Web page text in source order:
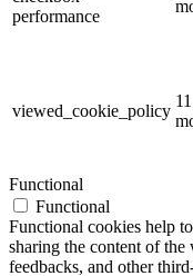
performance
viewed_cookie_policy
11
Functional
Functional
Functional cookies help
sharing the content of
feedbacks, and other